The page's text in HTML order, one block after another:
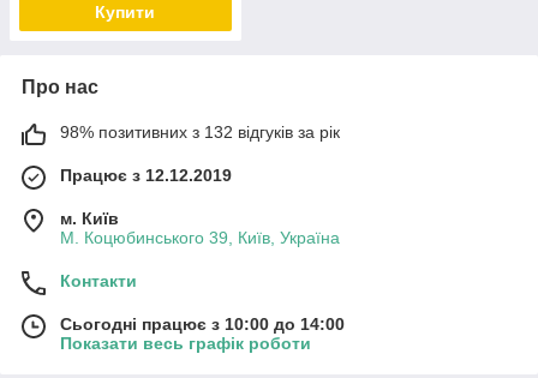
Купити
Про нас
98% позитивних з 132 відгуків за рік
Працює з 12.12.2019
м. Київ
М. Коцюбинського 39, Київ, Україна
Контакти
Сьогодні працює з 10:00 до 14:00
Показати весь графік роботи